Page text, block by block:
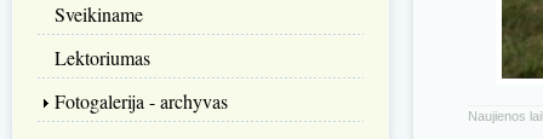
Sveikiname
Lektoriumas
Fotogalerija - archyvas
Naujienos